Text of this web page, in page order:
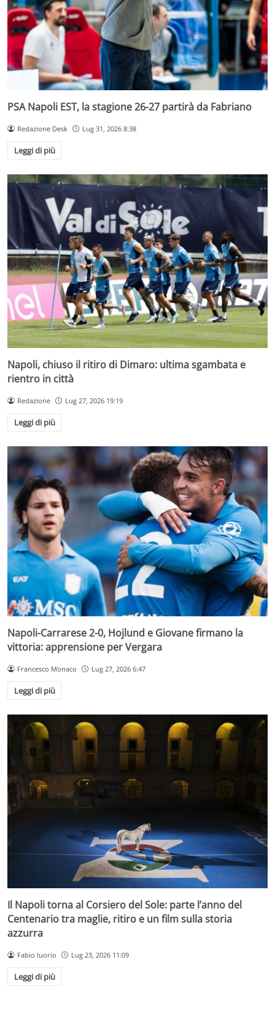
PSA Napoli EST, la stagione 26-27 partirà da Fabriano
Redazione Desk Lug 31, 2026 8:38
Leggi di più
Napoli, chiuso il ritiro di Dimaro: ultima sgambata e
rientro in città
Redazione Lug 27, 2026 19:19
Leggi di più
Napoli-Carrarese 2-0, Hojlund e Giovane firmano la
vittoria: apprensione per Vergara
Francesco Monaco Lug 27, 2026 6:47
Leggi di più
Il Napoli torna al Corsiero del Sole: parte l’anno del
Centenario tra maglie, ritiro e un film sulla storia
azzurra
Fabio Iuorio Lug 23, 2026 11:09
Leggi di più